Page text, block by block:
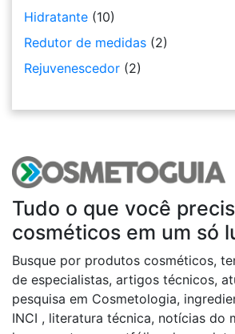
Hidratante (10)
Redutor de medidas (2)
Rejuvenescedor (2)
Tudo o que você
cosméticos em um só
Busque por produtos cosméticos,
de especialistas, artigos técnicos,
pesquisa em Cosmetologia,
INCI , literatura técnica, notícias do